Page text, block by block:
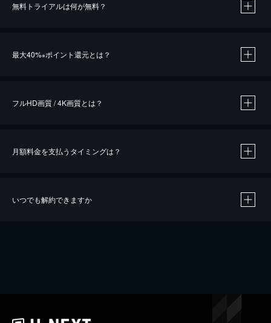
無料トライアルは何が無料？
最大40%※ポイント還元とは？
※40％ポイント還元の対象は、クレジットカード決済による作品の購入 / レンタルです。
iOSアプリのUコイン決済による作品の購入 / レンタルは、20％のポイント還元です。
フルHD画質 / 4K画質とは？
月額料金を支払うタイミングは？
いつでも解約できますか